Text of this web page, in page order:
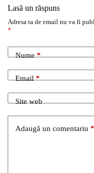
Lasă un răspuns
Adresa ta de email nu va fi
*
Nume*
Email*
Site web
Adaugă un comentariu *